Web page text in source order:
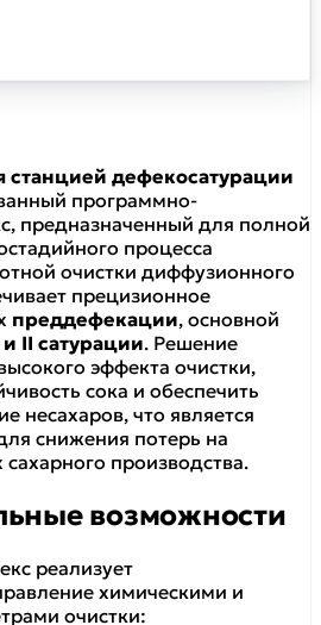
станцией дефекосатурации
программно-
предназначенный для полной
процесса
очистки диффузионного
прецизионное
преддефекации, основной
и II сатурации. Решение
эффекта очистки,
сока и обеспечить
несахаров, что является
снижения потерь на
производства.
возможности
реализует
химическими и
очистки: